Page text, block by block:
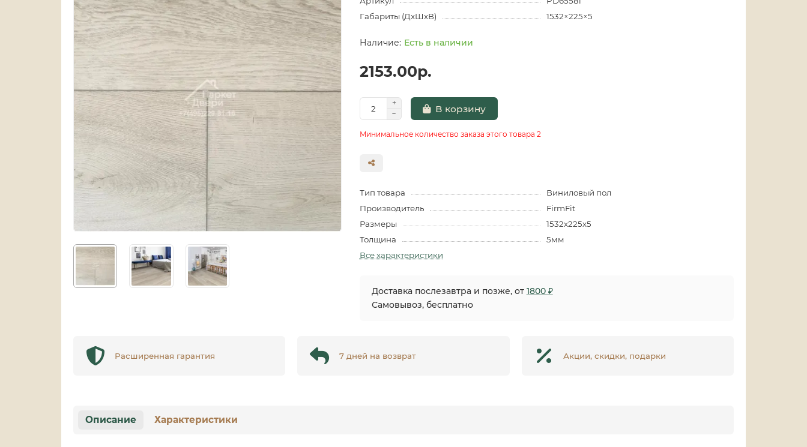
Габариты (ДхШхВ)
1532×225×5
Есть в наличии
2153.00р.
В корзину
Минимальное количество заказа этого товара 2
Тип товара
Виниловый пол
Производитель
FirmFit
Размеры
1532х225х5
Толщина
5мм
Все характеристики
Доставка послезавтра и позже, от 1800 ₽
Самовывоз, бесплатно
Расширенная гарантия 7 дней на возврат Акции, скидки, подарки
Описание Характеристики